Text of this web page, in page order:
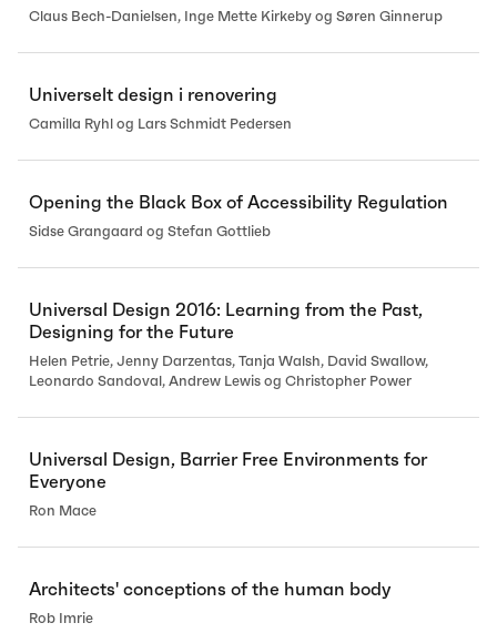
Claus Bech-Danielsen, Inge Mette Kirkeby og Søren Ginnerup
Universelt design i renovering
Camilla Ryhl og Lars Schmidt Pedersen
Opening the Black Box of Accessibility Regulation
Sidse Grangaard og Stefan Gottlieb
Universal Design 2016: Learning from the Past,
Designing for the Future
Helen Petrie, Jenny Darzentas, Tanja Walsh, David Swallow,
Leonardo Sandoval, Andrew Lewis og Christopher Power
Universal Design, Barrier Free Environments for
Everyone
Ron Mace
Architects' conceptions of the human body
Rob Imrie